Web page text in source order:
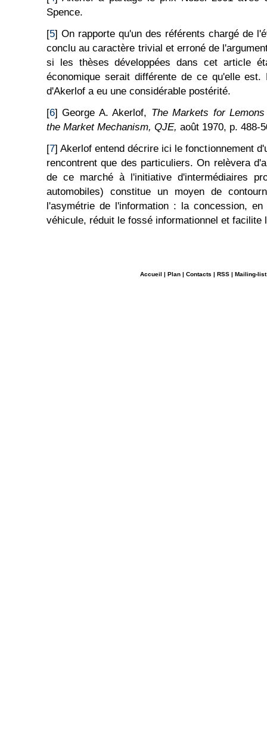
Spence.
[5] On rapporte qu'un des référents chargé de
conclu au caractère trivial et erroné de
si les thèses développées dans cet article
économique serait différente de ce qu'elle
d'Akerlof a eu une considérable postérité.
[6] George A. Akerlof, The Markets for
the Market Mechanism, QJE, août 1970, p. 488-
[7] Akerlof entend décrire ici le fonctionnement
rencontrent que des particuliers. On relèvera
de ce marché à l'initiative d'intermédiaires
automobiles) constitue un moyen de
l'asymétrie de l'information : la concession,
véhicule, réduit le fossé informationnel et facilite
Accueil | Plan | Contacts | RSS | Mailing-list